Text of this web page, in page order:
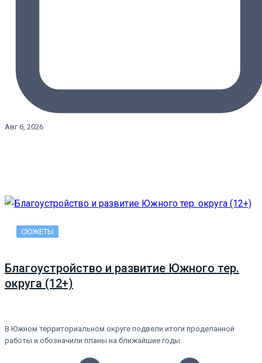
Авг 6, 2026
СЮЖЕТЫ
Благоустройство и развитие Южного тер.
округа (12+)
В Южном территориальном округе подвели итоги проделанной
работы и обозначили планы на ближайшие годы